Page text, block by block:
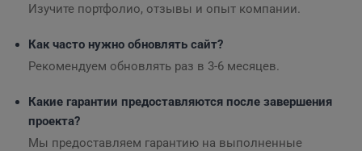
Изучите портфолио, отзывы и опыт компании.
Как часто нужно обновлять сайт?
Рекомендуем обновлять раз в 3-6 месяцев.
Какие гарантии предоставляются после завершения
проекта?
Мы предоставляем гарантию на выполненные